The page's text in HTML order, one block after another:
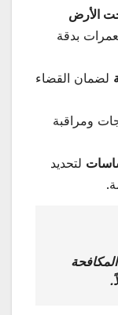
الأرض
بدقة
لضمان القضاء
ومراقبة
لتحديد